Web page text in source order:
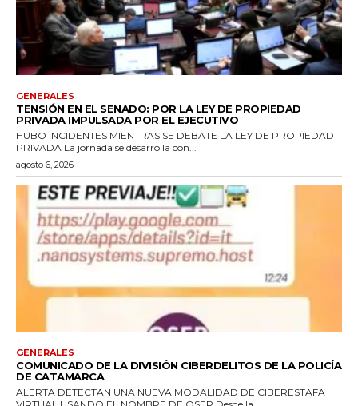
GENERALES
TENSIÓN EN EL SENADO: POR LA LEY DE PROPIEDAD
PRIVADA IMPULSADA POR EL EJECUTIVO
HUBO INCIDENTES MIENTRAS SE DEBATE LA LEY DE PROPIEDAD
PRIVADA La jornada se desarrolla con...
agosto 6, 2026
GENERALES
COMUNICADO DE LA DIVISIÓN CIBERDELITOS DE LA POLICÍA
DE CATAMARCA
ALERTA DETECTAN UNA NUEVA MODALIDAD DE CIBERESTAFA